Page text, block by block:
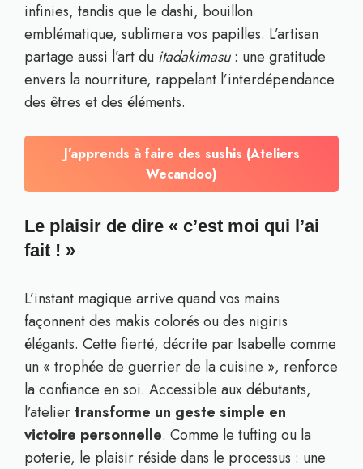
infinies, tandis que le dashi, bouillon
emblématique, sublimera vos papilles. L’artisan
partage aussi l’art du itadakimasu: une gratitude
envers la nourriture, rappelant l’interdépendance
des êtres et des éléments.
J’apprends à faire des sushis (Ateliers
Wecandoo)
Le plaisir de dire « c’est moi qui l’ai
fait ! »
L’instant magique arrive quand vos mains
façonnent des makis colorés ou des nigiris
élégants. Cette fierté, décrite par Isabelle comme
un « trophée de guerrier de la cuisine », renforce
la confiance en soi. Accessible aux débutants,
l’ateliertransforme un geste simple en
victoire personnelle. Comme le tufting ou la
poterie, le plaisir réside dans le processus : une